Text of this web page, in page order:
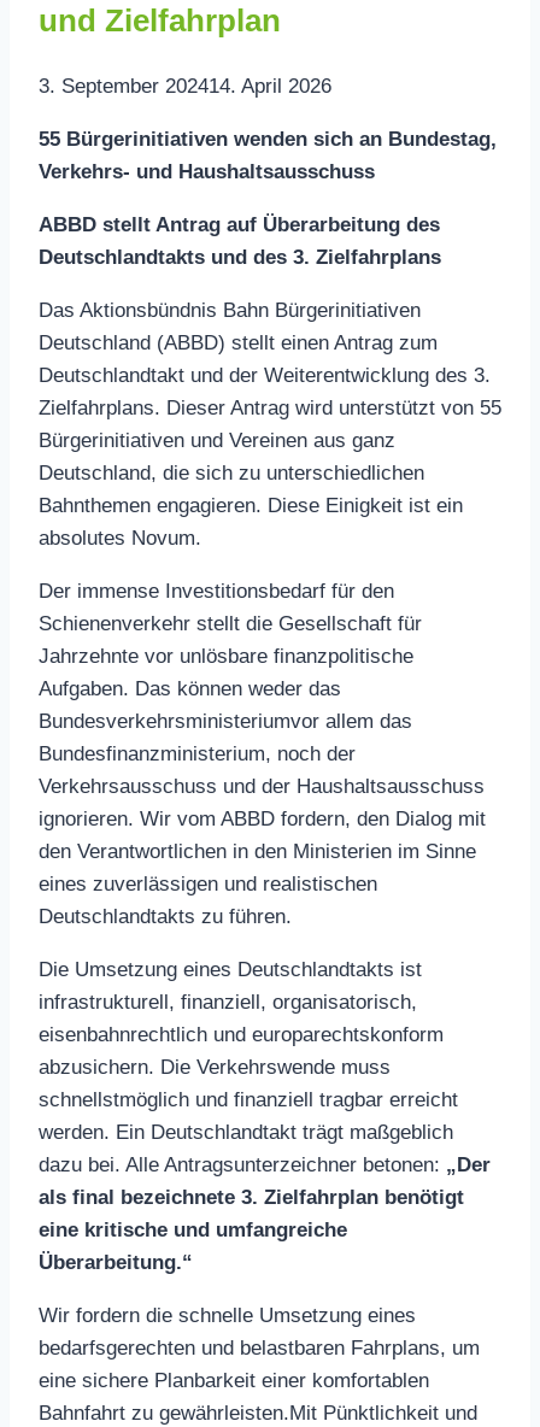
und Zielfahrplan
3. September 202414. April 2026
55 Bürgerinitiativen wenden sich an Bundestag,
Verkehrs- und Haushaltsausschuss
ABBD stellt Antrag auf Überarbeitung des
Deutschlandtakts und des 3. Zielfahrplans
Das Aktionsbündnis Bahn Bürgerinitiativen
Deutschland (ABBD) stellt einen Antrag zum
Deutschlandtakt und der Weiterentwicklung des 3.
Zielfahrplans. Dieser Antrag wird unterstützt von 55
Bürgerinitiativen und Vereinen aus ganz
Deutschland, die sich zu unterschiedlichen
Bahnthemen engagieren. Diese Einigkeit ist ein
absolutes Novum.
Der immense Investitionsbedarf für den
Schienenverkehr stellt die Gesellschaft für
Jahrzehnte vor unlösbare finanzpolitische
Aufgaben. Das können weder das
Bundesverkehrsministeriumvor allem das
Bundesfinanzministerium, noch der
Verkehrsausschuss und der Haushaltsausschuss
ignorieren. Wir vom ABBD fordern, den Dialog mit
den Verantwortlichen in den Ministerien im Sinne
eines zuverlässigen und realistischen
Deutschlandtakts zu führen.
Die Umsetzung eines Deutschlandtakts ist
infrastrukturell, finanziell, organisatorisch,
eisenbahnrechtlich und europarechtskonform
abzusichern. Die Verkehrswende muss
schnellstmöglich und finanziell tragbar erreicht
werden. Ein Deutschlandtakt trägt maßgeblich
dazu bei. Alle Antragsunterzeichner betonen: „Der
als final bezeichnete 3. Zielfahrplan benötigt
eine kritische und umfangreiche
Überarbeitung.“
Wir fordern die schnelle Umsetzung eines
bedarfsgerechten und belastbaren Fahrplans, um
eine sichere Planbarkeit einer komfortablen
Bahnfahrt zu gewährleisten.Mit Pünktlichkeit und